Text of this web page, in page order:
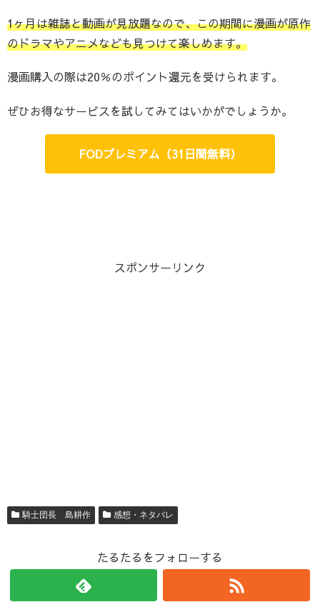
1ヶ月は雑誌と動画が見放題なので、この期間に漫画が原作
のドラマやアニメなども見つけて楽しめます。
漫画購入の際は20％のポイント還元を受けられます。
ぜひお得なサービスを試してみてはいかがでしょうか。
FODプレミアム（31日間無料）
スポンサーリンク
騎士団長 島耕作 感想・ネタバレ
たるたるをフォローする